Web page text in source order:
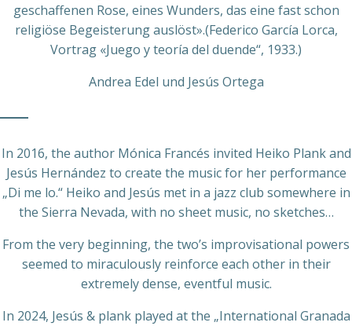
geschaffenen Rose, eines Wunders, das eine fast schon
religiöse Begeisterung auslöst».(Federico García Lorca,
Vortrag «Juego y teoría del duende“, 1933.)
Andrea Edel und Jesús Ortega
In 2016, the author Mónica Francés invited Heiko Plank and
Jesús Hernández to create the music for her performance
„Di me lo.“ Heiko and Jesús met in a jazz club somewhere in
the Sierra Nevada, with no sheet music, no sketches…
From the very beginning, the two’s improvisational powers
seemed to miraculously reinforce each other in their
extremely dense, eventful music.
In 2024, Jesús & plank played at the „International Granada